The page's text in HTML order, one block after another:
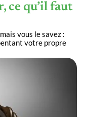
ce qu’il faut
vous le savez :
votre propre